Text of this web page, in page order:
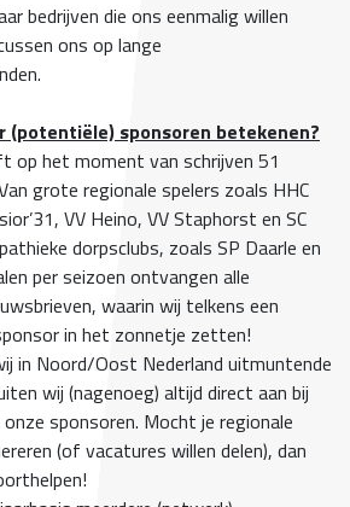
bedrijven die ons eenmalig willen
ons op lange
(potentiële) sponsoren betekenen?
op het moment van schrijven 51
grote regionale spelers zoals HHC
VV Heino, VV Staphorst en SC
dorpsclubs, zoals SP Daarle en
per seizoen ontvangen alle
waarin wij telkens een
in het zonnetje zetten!
in Noord/Oost Nederland uitmuntende
wij (nagenoeg) altijd direct aan bij
sponsoren. Mocht je regionale
(of vacatures willen delen), dan